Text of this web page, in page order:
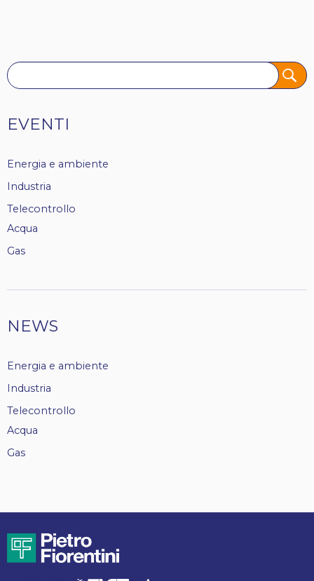
Tags
EVENTI
Energia e ambiente
Industria
Telecontrollo
Acqua
Gas
NEWS
Energia e ambiente
Industria
Telecontrollo
Acqua
Gas